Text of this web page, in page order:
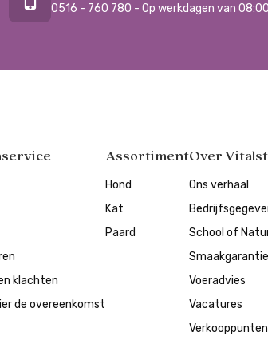
0516 - 760 780 - Op werkdagen van
klachten
de overeenkomst
Assortiment
Hond
Kat
Paard
Over
Ons verhaal
School of
Smaakgarantie
Voeradvies
Vacatures
Verkooppunten